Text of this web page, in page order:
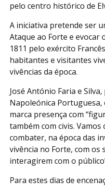
pelo centro histórico de
A iniciativa pretende ser
Ataque ao Forte e evocar
1811 pelo exército
habitantes e visitantes
vivências da época.
José António Faria e
Napoleónica Portuguesa,
marca presença com
também com civis.
combater, na época das
vivência no Forte, com os
interagirem com o
Para estes dias de